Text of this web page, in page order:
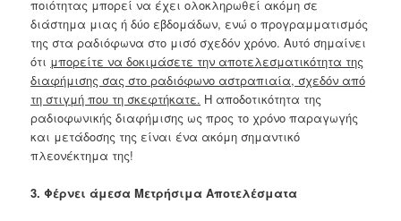
ποιότητας μπορεί να έχει ολοκληρωθεί ακόμη σε
διάστημα μιας ή δύο εβδομάδων, ενώ ο προγραμματισμός
της στα ραδιόφωνα στο μισό σχεδόν χρόνο. Αυτό σημαίνει
ότι μπορείτε να δοκιμάσετε την αποτελεσματικότητα της
διαφήμισης σας στο ραδιόφωνο αστραπιαία, σχεδόν από
τη στιγμή που τη σκεφτήκατε. Η αποδοτικότητα της
ραδιοφωνικής διαφήμισης ως προς το χρόνο παραγωγής
και μετάδοσης της είναι ένα ακόμη σημαντικό
πλεονέκτημα της!
3. Φέρνει άμεσα Μετρήσιμα Αποτελέσματα